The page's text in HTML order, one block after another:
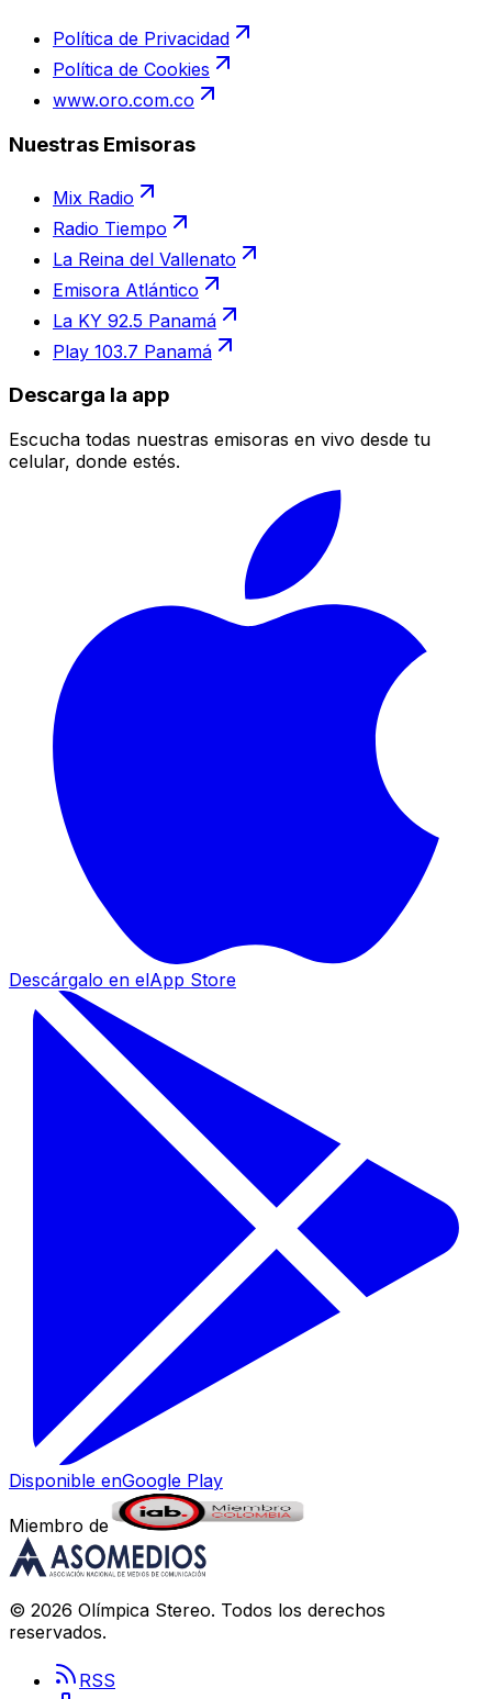
Política de Privacidad
Política de Cookies
www.oro.com.co
Nuestras Emisoras
Mix Radio
Radio Tiempo
La Reina del Vallenato
Emisora Atlántico
La KY 92.5 Panamá
Play 103.7 Panamá
Descarga la app
Escucha todas nuestras emisoras en vivo desde tu
celular, donde estés.
Descárgalo en elApp Store
Disponible enGoogle Play
Miembro de
© 2026 Olímpica Stereo. Todos los derechos
reservados.
RSS